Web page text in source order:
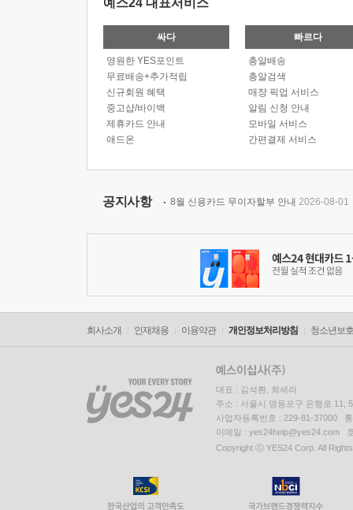
예스24 대표서비스
싸다
영원한 YES포인트
무료배송+추가적립
신규회원 혜택
중고샵/바이백
제휴카드 안내
애드온
빠르다
총알배송
총알검색
매장 픽업 서비스
알림 신청 안내
모바일 서비스
간편결제 서비스
공지사항 8월 신용카드 무이자할부 안내 2026-08-01
회사소개 인재채용 이용약관 개인정보처리방침 청소년보
대표 : 김석환, 최세라
주소 : 서울시 영등포구 은행로 11,
사업자등록번호 : 229-81-37000
이메일 : yes24help@yes24.com
Copyright ⓒ YES24 Corp. All